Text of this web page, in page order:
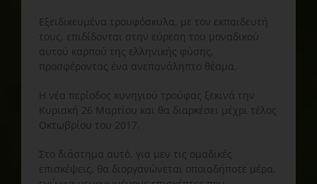
Εξειδικευμένα τρουφόσκυλα, με τον εκπαιδευτή
τους, επιδίδονται στην εύρεση του μοναδικού
αυτού καρπού της ελληνικής φύσης,
προσφέροντας ένα ανεπανάληπτο θέαμα.
Η νέα περίοδος κυνηγιού τρούφας ξεκινά την
Κυριακή 26 Μαρτίου και θα διαρκέσει μέχρι τέλος
Οκτωβρίου του 2017.
Στο διάστημα αυτό, για μεν τις ομαδικές
επισκέψεις, θα διοργανώνεται οποιαδήποτε μέρα,